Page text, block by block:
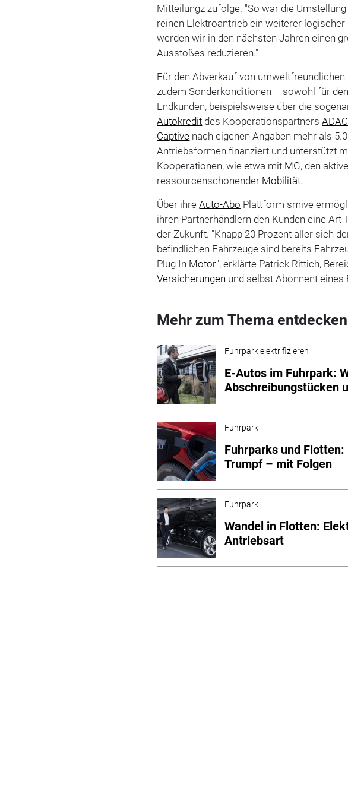
Mitteilungz zufolge. "So war die
reinen Elektroantrieb ein weiterer
werden wir in den nächsten Jahren einen
Ausstoßes reduzieren."
Für den Abverkauf von umweltfreundlichen
zudem Sonderkonditionen – sowohl für
Endkunden, beispielsweise über die
Autokredit des KooperationspartnersADAC
Captive nach eigenen Angaben mehr als
Antriebsformen finanziert und unterstützt
Kooperationen, wie etwa mit MG, den
ressourcenschonender Mobilität.
Über ihreAuto-Abo Plattform smive
ihren Partnerhändlern den Kunden eine
der Zukunft. "Knapp 20 Prozent aller sich
befindlichen Fahrzeuge sind bereits
Plug In Motor", erklärte Patrick Rittich,
Versicherungen und selbst Abonnent
Mehr zum Thema entdecken
Fuhrpark elektrifizieren
E-Autos im Fuhrpark:
Abschreibungstücken
Fuhrpark
Fuhrparks und
Trumpf – mit Folgen
Fuhrpark
Wandel in Flotten:
Antriebsart